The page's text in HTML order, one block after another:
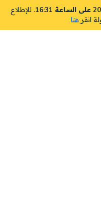
. للإطلاع
انقر هنا